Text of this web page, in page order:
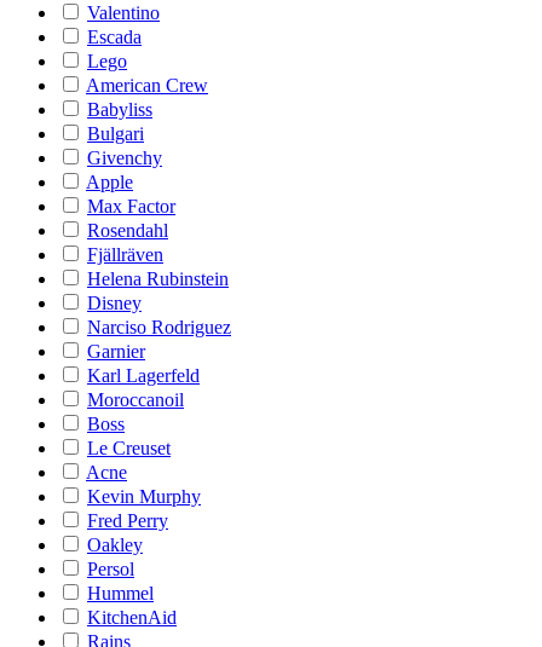
Valentino
Escada
Lego
American Crew
Babyliss
Bulgari
Givenchy
Apple
Max Factor
Rosendahl
Fjällräven
Helena Rubinstein
Disney
Narciso Rodriguez
Garnier
Karl Lagerfeld
Moroccanoil
Boss
Le Creuset
Acne
Kevin Murphy
Fred Perry
Oakley
Persol
Hummel
KitchenAid
Rains